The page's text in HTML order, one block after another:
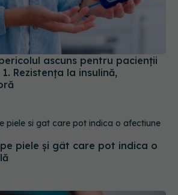
ascuns pentru pacienții
Rezistența la insulină,
piele și gât care pot indica o